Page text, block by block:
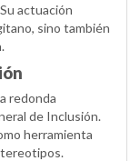
actuación
sino también
redonda
de Inclusión.
herramienta